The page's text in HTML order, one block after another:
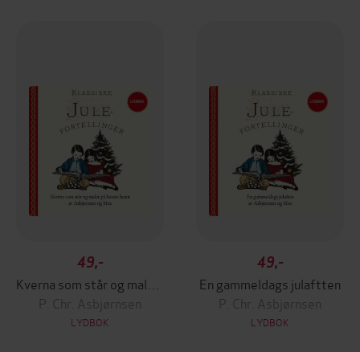
49,-
P. Chr. Asbjørnsen
LYDBOK
49,-
En gammeldags julaftten
P. Chr. Asbjørnsen
LYDBOK